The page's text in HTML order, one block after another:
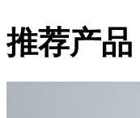
推荐产品